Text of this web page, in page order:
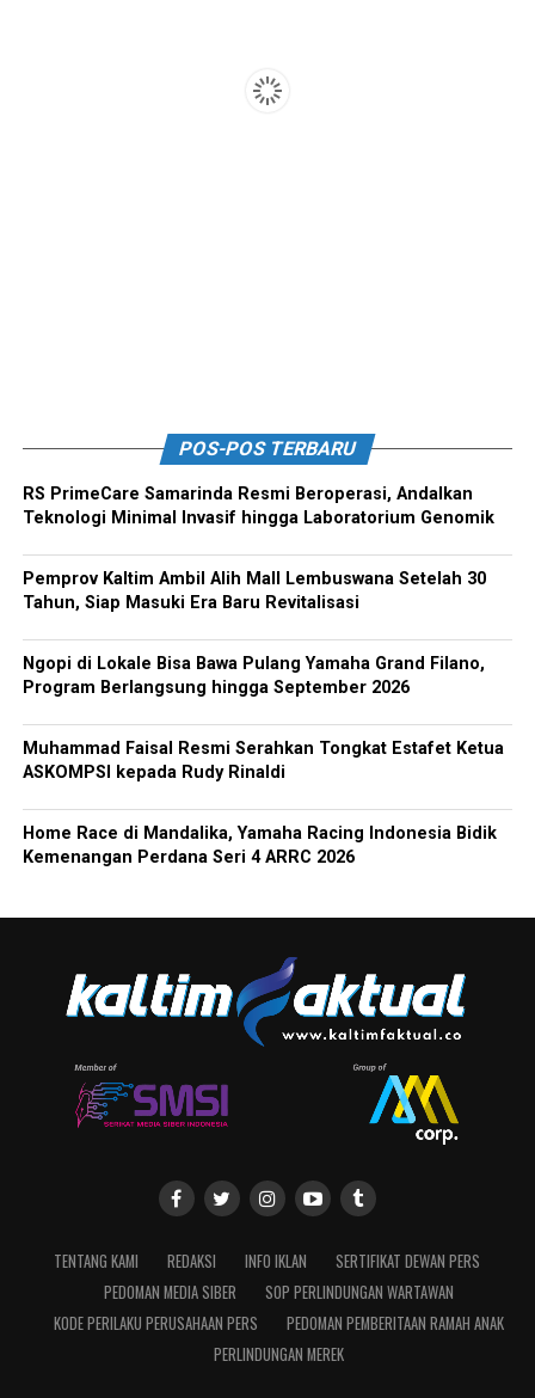
POS-POS TERBARU
RS PrimeCare Samarinda Resmi Beroperasi, Andalkan
Teknologi Minimal Invasif hingga Laboratorium Genomik
Pemprov Kaltim Ambil Alih Mall Lembuswana Setelah 30
Tahun, Siap Masuki Era Baru Revitalisasi
Ngopi di Lokale Bisa Bawa Pulang Yamaha Grand Filano,
Program Berlangsung hingga September 2026
Muhammad Faisal Resmi Serahkan Tongkat Estafet Ketua
ASKOMPSI kepada Rudy Rinaldi
Home Race di Mandalika, Yamaha Racing Indonesia Bidik
Kemenangan Perdana Seri 4 ARRC 2026
TENTANG KAMI REDAKSI INFO IKLAN
SERTIFIKAT DEWAN PERS
PEDOMAN MEDIA SIBER
SOP PERLINDUNGAN WARTAWAN
KODE PERILAKU PERUSAHAAN PERS
PEDOMAN PEMBERITAAN RAMAH ANAK
PERLINDUNGAN MEREK